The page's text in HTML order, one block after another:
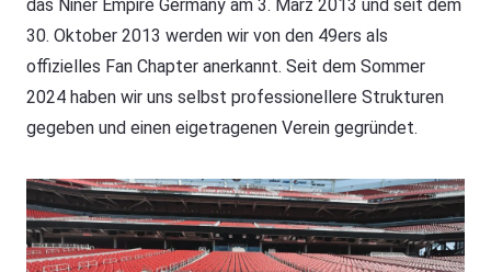
das Niner Empire Germany am 3. März 2013 und seit dem
30. Oktober 2013 werden wir von den 49ers als
offizielles Fan Chapter anerkannt. Seit dem Sommer
2024 haben wir uns selbst professionellere Strukturen
gegeben und einen eigetragenen Verein gegründet.